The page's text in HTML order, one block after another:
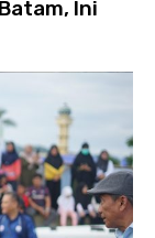
Ini